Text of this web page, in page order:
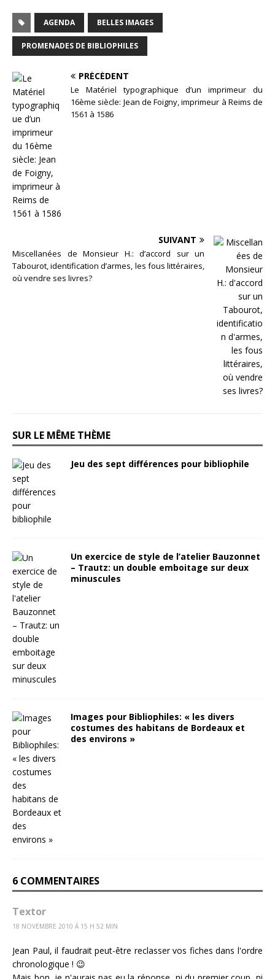
AGENDA BELLES IMAGES
PROMENADES DE BIBLIOPHILES
PRÉCÉDENT
Le Matériel typographique d’un imprimeur du
16ème siècle: Jean de Foigny, imprimeur à Reims de
1561 à 1586
SUIVANT
Miscellanées de Monsieur H.: d’accord sur un
Tabourot, identification d’armes, les fous littéraires,
où vendre ses livres?
SUR LE MÊME THÈME
Jeu des sept différences pour bibliophile
Un exercice de style de l’atelier Bauzonnet
– Trautz: un double emboitage sur deux
minuscules
Images pour Bibliophiles: « les divers
costumes des habitans de Bordeaux et
des environs »
6 COMMENTAIRES
Textor
18 NOVEMBRE 2010 Á 15 H 52 MIN
Jean Paul, il faudrait peut-être reclasser vos fiches dans l'ordre
chronologique ! 😉